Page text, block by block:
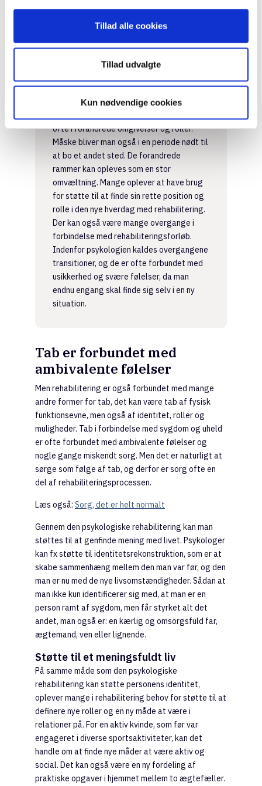
Tillad alle cookies
Tillad udvalgte
Kun nødvendige cookies
At være i rehabilitering
ofte i forandrede omgivelser og roller.
Måske bliver man også i en periode nødt til
at bo et andet sted. De forandrede
rammer kan opleves som en stor
omvæltning. Mange oplever at have brug
for støtte til at finde sin rette position og
rolle i den nye hverdag med rehabilitering.
Der kan også være mange overgange i
forbindelse med rehabiliteringsforløb.
Indenfor psykologien kaldes overgangene
transitioner, og de er ofte forbundet med
usikkerhed og svære følelser, da man
endnu engang skal finde sig selv i en ny
situation.
Tab er forbundet med
ambivalente følelser
Men rehabilitering er også forbundet med mange
andre former for tab, det kan være tab af fysisk
funktionsevne, men også af identitet, roller og
muligheder. Tab i forbindelse med sygdom og uheld
er ofte forbundet med ambivalente følelser og
nogle gange miskendt sorg. Men det er naturligt at
sørge som følge af tab, og derfor er sorg ofte en
del af rehabiliteringsprocessen.
Læs også: Sorg, det er helt normalt
Gennem den psykologiske rehabilitering kan man
støttes til at genfinde mening med livet. Psykologer
kan fx støtte til identitetsrekonstruktion, som er at
skabe sammenhæng mellem den man var før, og den
man er nu med de nye livsomstændigheder. Sådan at
man ikke kun identificerer sig med, at man er en
person ramt af sygdom, men får styrket alt det
andet, man også er: en kærlig og omsorgsfuld far,
ægtemand, ven eller lignende.
Støtte til et meningsfuldt liv
På samme måde som den psykologiske
rehabilitering kan støtte personens identitet,
oplever mange i rehabilitering behov for støtte til at
definere nye roller og en ny måde at være i
relationer på. For en aktiv kvinde, som før var
engageret i diverse sportsaktiviteter, kan det
handle om at finde nye måder at være aktiv og
social. Det kan også være en ny fordeling af
praktiske opgaver i hjemmet mellem to ægtefæller.